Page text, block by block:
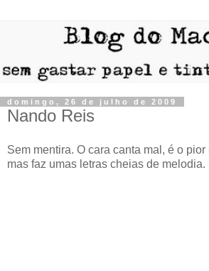
domingo, 26 de julho de 2009
Nando Reis
Sem mentira. O cara canta mal, é o
mas faz umas letras cheias de melodia.